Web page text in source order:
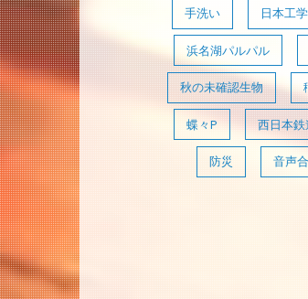
手洗い 日本工
浜名湖パルパル
秋の未確認生物
蝶々P 西日本鉄
防災 音声